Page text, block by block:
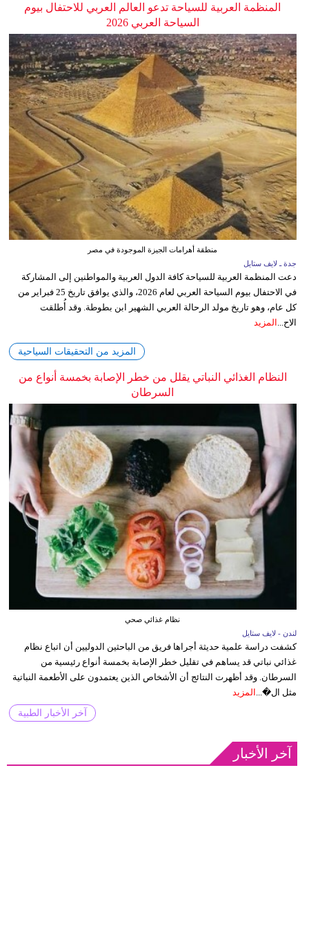
المنظمة العربية للسياحة تدعو العالم العربي للاحتفال بيوم
السياحة العربي 2026
منطقة أهرامات الجيزة الموجودة في مصر
جدة ـ لايف ستايل
دعت المنظمة العربية للسياحة كافة الدول العربية والمواطنين إلى المشاركة
في الاحتفال بيوم السياحة العربي لعام 2026، والذي يوافق تاريخ 25 فبراير من
كل عام، وهو تاريخ مولد الرحالة العربي الشهير ابن بطوطة. وقد أُطلقت
الاح... المزيد
المزيد من التحقيقات السياحية
النظام الغذائي النباتي يقلل من خطر الإصابة بخمسة أنواع من
السرطان
نظام غذائي صحي
لندن - لايف ستايل
كشفت دراسة علمية حديثة أجراها فريق من الباحثين الدوليين أن اتباع نظام
غذائي نباتي قد يساهم في تقليل خطر الإصابة بخمسة أنواع رئيسية من
السرطان. وقد أظهرت النتائج أن الأشخاص الذين يعتمدون على الأطعمة النباتية
مثل ال�...
المزيد
آخر الأخبار الطبية
آخر الأخبار